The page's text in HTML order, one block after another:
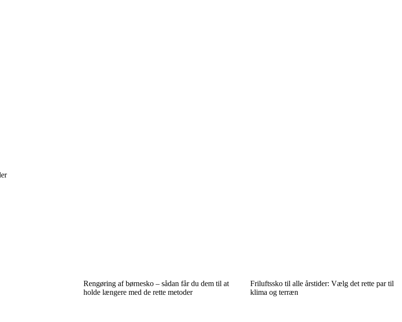
Rengøring af børnesko – sådan får du dem til at
holde længere med de rette metoder
Friluftssko til alle årstider: Vælg det rette par til
klima og terræn